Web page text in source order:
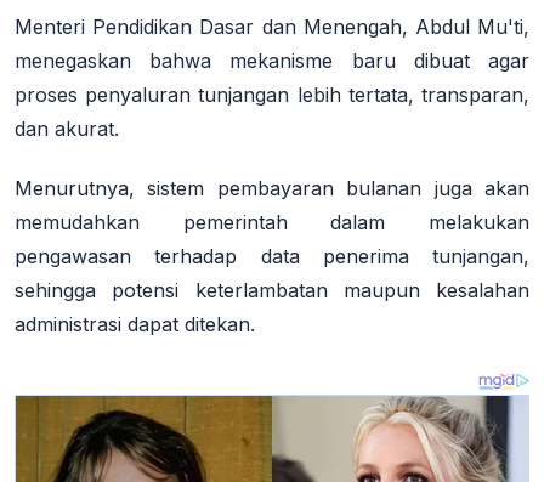
Menteri Pendidikan Dasar dan Menengah, Abdul Mu'ti,
menegaskan bahwa mekanisme baru dibuat agar
proses penyaluran tunjangan lebih tertata, transparan,
dan akurat.
Menurutnya, sistem pembayaran bulanan juga akan
memudahkan pemerintah dalam melakukan
pengawasan terhadap data penerima tunjangan,
sehingga potensi keterlambatan maupun kesalahan
administrasi dapat ditekan.